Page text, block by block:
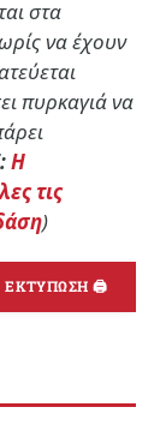
στα
να έχουν
πυρκαγιά να
Η
τις
)
ΕΚΤΥΠΩΣΗ 🖨